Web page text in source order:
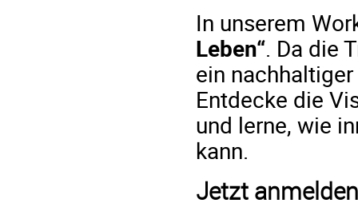
In unserem
Leben“. Da die
ein
Entdecke die
und lerne, wie
kann.
Jetzt